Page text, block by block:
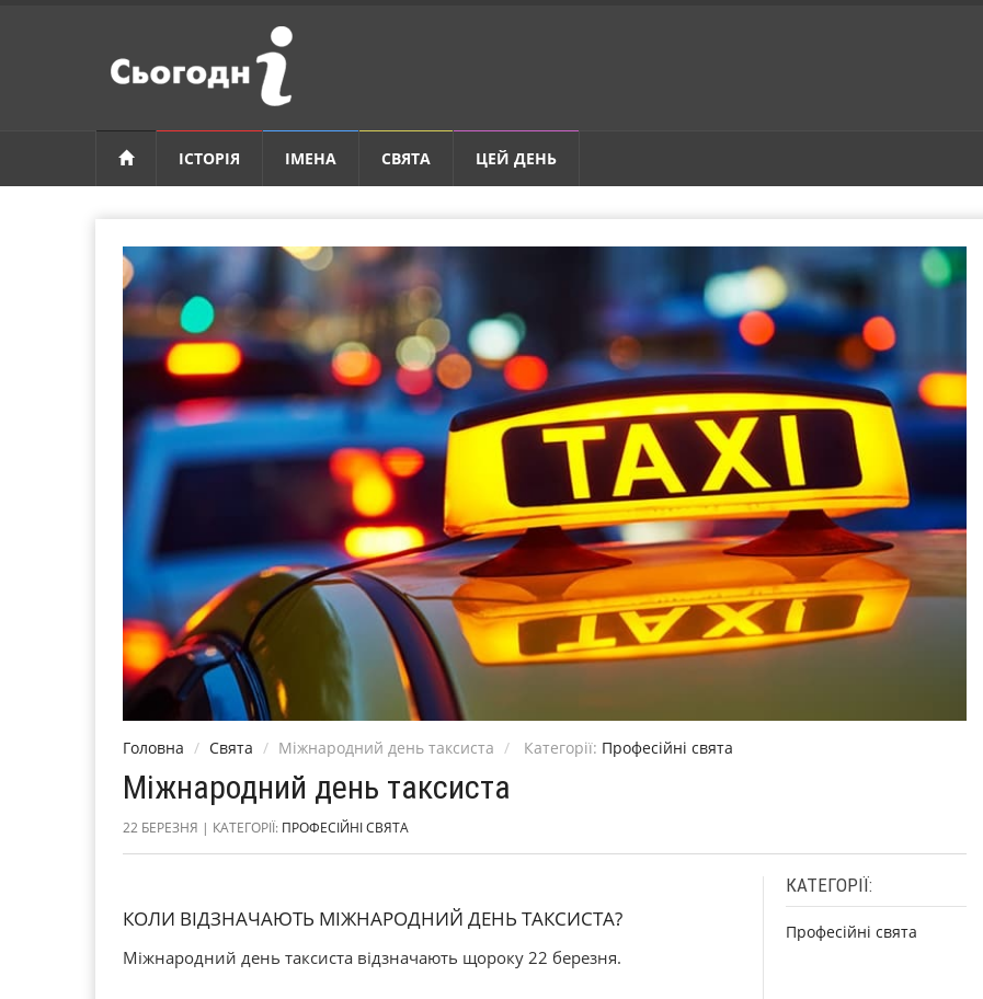
ІСТОРІЯ ІМЕНА СВЯТА ЦЕЙ ДЕНЬ
Головна Свята Міжнародний день таксиста Категорії: Професійні свята
Міжнародний день таксиста
22 БЕРЕЗНЯ | КАТЕГОРІЇ: ПРОФЕСІЙНІ СВЯТА
КОЛИ ВІДЗНАЧАЮТЬ МІЖНАРОДНИЙ ДЕНЬ ТАКСИСТА?
Міжнародний день таксиста відзначають щороку 22 березня.
КАТЕГОРІЇ:
Професійні свята